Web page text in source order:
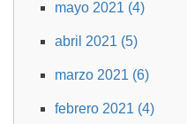
mayo 2021 (4)
abril 2021 (5)
marzo 2021 (6)
febrero 2021 (4)